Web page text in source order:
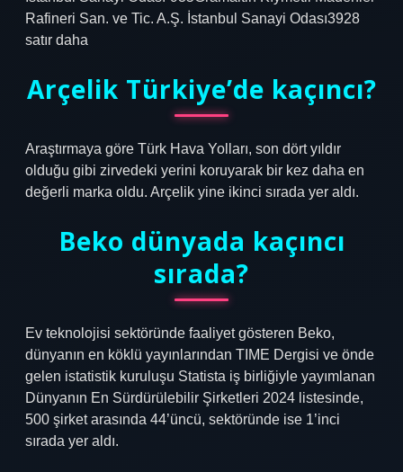
Rafineri San. ve Tic. A.Ş. İstanbul Sanayi Odası3928
satır daha
Arçelik Türkiye’de kaçıncı?
Araştırmaya göre Türk Hava Yolları, son dört yıldır
olduğu gibi zirvedeki yerini koruyarak bir kez daha en
değerli marka oldu. Arçelik yine ikinci sırada yer aldı.
Beko dünyada kaçıncı
sırada?
Ev teknolojisi sektöründe faaliyet gösteren Beko,
dünyanın en köklü yayınlarından TIME Dergisi ve önde
gelen istatistik kuruluşu Statista iş birliğiyle yayımlanan
Dünyanın En Sürdürülebilir Şirketleri 2024 listesinde,
500 şirket arasında 44’üncü, sektöründe ise 1’inci
sırada yer aldı.